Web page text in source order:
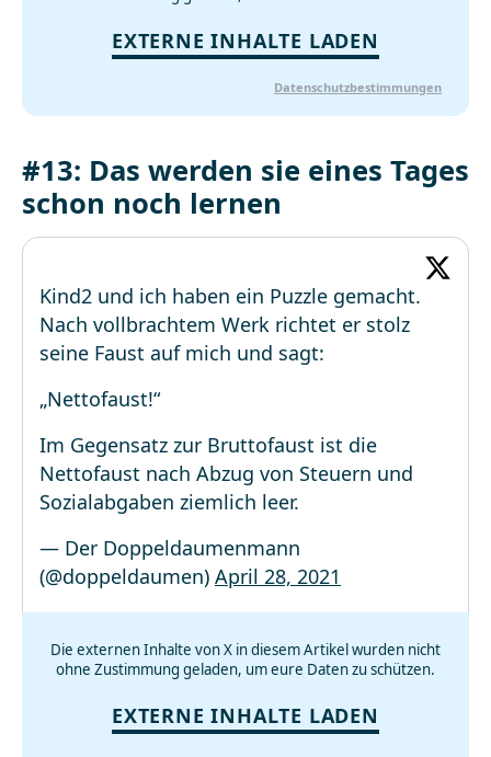
EXTERNE INHALTE LADEN
Datenschutzbestimmungen
#13: Das werden sie eines Tages
schon noch lernen
Kind2 und ich haben ein Puzzle gemacht.
Nach vollbrachtem Werk richtet er stolz
seine Faust auf mich und sagt:
„Nettofaust!“
Im Gegensatz zur Bruttofaust ist die
Nettofaust nach Abzug von Steuern und
Sozialabgaben ziemlich leer.
— Der Doppeldaumenmann
(@doppeldaumen) April 28, 2021
Die externen Inhalte von X in diesem Artikel wurden nicht
ohne Zustimmung geladen, um eure Daten zu schützen.
EXTERNE INHALTE LADEN